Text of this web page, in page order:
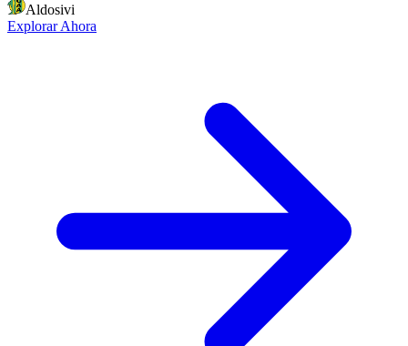
Aldosivi
Explorar Ahora